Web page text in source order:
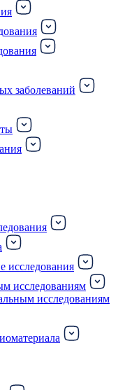
заболеваний
исследования
исследованиям
исследованиям